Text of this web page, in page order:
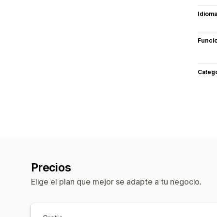
Precios
Elige el plan que mejor se adapte a tu negocio.